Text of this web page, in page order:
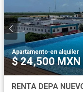
Apartamento·en alquiler
$ 24,500 MXN